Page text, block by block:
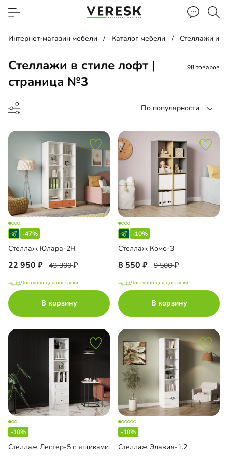
Интернет-магазин мебели Каталог мебели Стеллажи и
Cтеллажи в стиле лофт |
страница №3
98 товаров
По популярности
библиотека
стеллаж
до
до
до
-47%
Стеллаж Юлара-2Н
22 950 43 300
Доступно для доставки
В корзину
-10%
Стеллаж Комо-3
8 550 9 500
Доступно для доставки
В корзину
-10%
Стеллаж Лестер-5 с ящиками
-10%
Стеллаж Элавия-1.2